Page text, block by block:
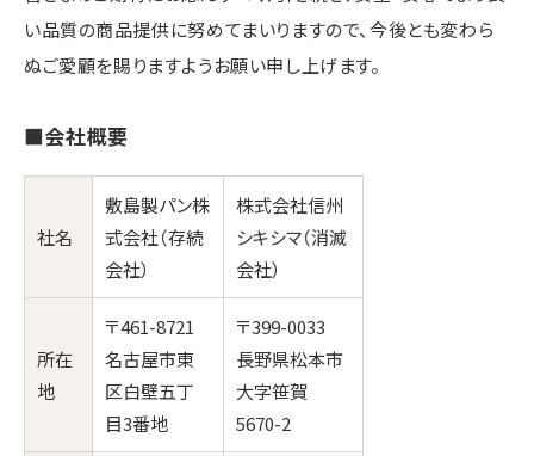
い品質の商品提供に努めてまいりますので、今後とも変わら
ぬご愛顧を賜りますようお願い申し上げます。
■会社概要
社名
敷島製パン株
式会社（存続
会社）
株式会社信州
シキシマ（消滅
会社）
所在
地
〒461-8721
名古屋市東
区白壁五丁
目3番地
〒399-0033
長野県松本市
大字笹賀
5670-2